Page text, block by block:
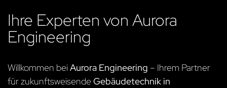
Ihre Experten von Aurora
Engineering
Willkommen beiAurora Engineering – Ihrem Partner
für zukunftsweisendeGebäudetechnik in